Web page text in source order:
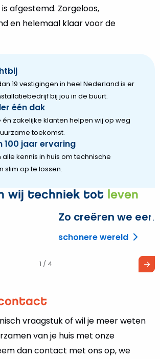
afgestemd. Zorgeloos,
en helemaal klaar voor de
19 vestigingen in heel Nederland is er
bij jou in de buurt.
één dak
én zakelijke klanten helpen wij op weg
toekomst.
100 jaar ervaring
kennis in huis om technische
slim op te lossen.
wij techniek tot leven
Zo creëren we een
schonere wereld
1 / 4
vraagstuk of wil je meer weten
van je huis met onze
dan contact met ons op, we